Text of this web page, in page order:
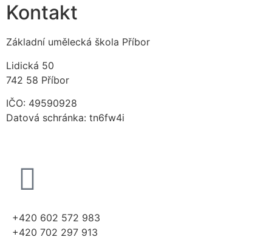
Kontakt
Základní umělecká škola Příbor
Lidická 50
742 58 Příbor
IČO: 49590928
Datová schránka: tn6fw4i
+420 602 572 983
+420 702 297 913